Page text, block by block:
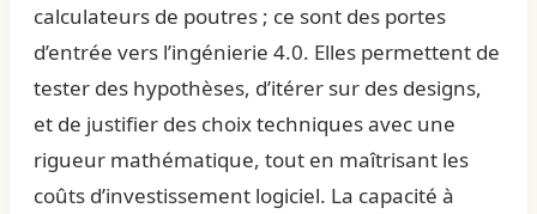
calculateurs de poutres ; ce sont des portes
d’entrée vers l’ingénierie 4.0. Elles permettent de
tester des hypothèses, d’itérer sur des designs,
et de justifier des choix techniques avec une
rigueur mathématique, tout en maîtrisant les
coûts d’investissement logiciel. La capacité à